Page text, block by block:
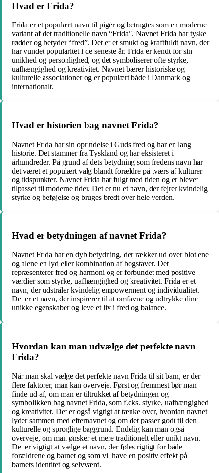
Hvad er Frida?
Frida er et populært navn til piger og betragtes som en moderne
variant af det traditionelle navn “Frida”. Navnet Frida har tyske
rødder og betyder “fred”. Det er et smukt og kraftfuldt navn, der
har vundet popularitet i de seneste år. Frida er kendt for sin
unikhed og personlighed, og det symboliserer ofte styrke,
uafhængighed og kreativitet. Navnet bærer historiske og
kulturelle associationer og er populært både i Danmark og
internationalt.
Hvad er historien bag navnet Frida?
Navnet Frida har sin oprindelse i Guds fred og har en lang
historie. Det stammer fra Tyskland og har eksisteret i
århundreder. På grund af dets betydning som fredens navn har
det været et populært valg blandt forældre på tværs af kulturer
og tidspunkter. Navnet Frida har fulgt med tiden og er blevet
tilpasset til moderne tider. Det er nu et navn, der fejrer kvindelig
styrke og beføjelse og bruges bredt over hele verden.
Hvad er betydningen af navnet Frida?
Navnet Frida har en dyb betydning, der rækker ud over blot ene
og alene en lyd eller kombination af bogstaver. Det
repræsenterer fred og harmoni og er forbundet med positive
værdier som styrke, uafhængighed og kreativitet. Frida er et
navn, der udstråler kvindelig empowerment og individualitet.
Det er et navn, der inspirerer til at omfavne og udtrykke dine
unikke egenskaber og leve et liv i fred og balance.
Hvordan kan man udvælge det perfekte navn
Frida?
Når man skal vælge det perfekte navn Frida til sit barn, er der
flere faktorer, man kan overveje. Først og fremmest bør man
finde ud af, om man er tiltrukket af betydningen og
symbolikken bag navnet Frida, som f.eks. styrke, uafhængighed
og kreativitet. Det er også vigtigt at tænke over, hvordan navnet
lyder sammen med efternavnet og om det passer godt til den
kulturelle og sproglige baggrund. Endelig kan man også
overveje, om man ønsker et mere traditionelt eller unikt navn.
Det er vigtigt at vælge et navn, der føles rigtigt for både
forældrene og barnet og som vil have en positiv effekt på
barnets identitet og selvværd.